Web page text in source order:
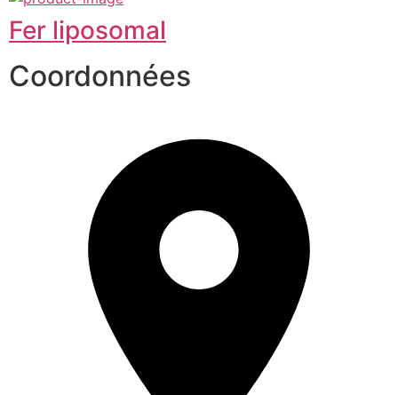
Fer liposomal
Coordonnées